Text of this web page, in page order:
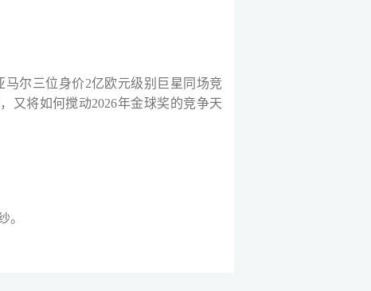
尔三位身价2亿欧元级别巨星同场竞
又将如何搅动2026年金球奖的竞争天
。